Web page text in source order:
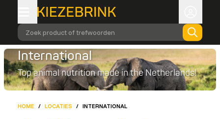
Zoek product of trefwoorden
International
Top animal nutrition made in the Netherlands!
HOME / LOCATIES / INTERNATIONAL